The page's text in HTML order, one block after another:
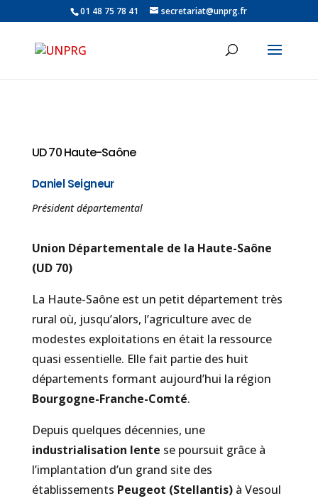
01 48 75 78 41 secretariat@unprg.fr
UD 70 Haute-Saône
Daniel Seigneur
Président départemental
Union Départementale de la Haute-Saône
(UD 70)
La Haute-Saône est un petit département très
rural où, jusqu’alors, l’agriculture avec de
modestes exploitations en était la ressource
quasi essentielle. Elle fait partie des huit
départements formant aujourd’hui la région
Bourgogne-Franche-Comté.
Depuis quelques décennies, une
industrialisation lente se poursuit grâce à
l’implantation d’un grand site des
établissements Peugeot (Stellantis)à Vesoul